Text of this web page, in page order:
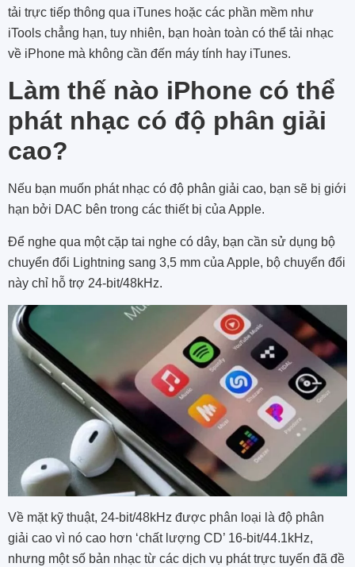
tải trực tiếp thông qua iTunes hoặc các phần mềm như
iTools chẳng hạn, tuy nhiên, bạn hoàn toàn có thể tải nhạc
về iPhone mà không cần đến máy tính hay iTunes.
Làm thế nào iPhone có thể
phát nhạc có độ phân giải
cao?
Nếu bạn muốn phát nhạc có độ phân giải cao, bạn sẽ bị giới
hạn bởi DAC bên trong các thiết bị của Apple.
Để nghe qua một cặp tai nghe có dây, bạn cần sử dụng bộ
chuyển đổi Lightning sang 3,5 mm của Apple, bộ chuyển đổi
này chỉ hỗ trợ 24-bit/48kHz.
Về mặt kỹ thuật, 24-bit/48kHz được phân loại là độ phân
giải cao vì nó cao hơn ‘chất lượng CD’ 16-bit/44.1kHz,
nhưng một số bản nhạc từ các dịch vụ phát trực tuyến đã đề